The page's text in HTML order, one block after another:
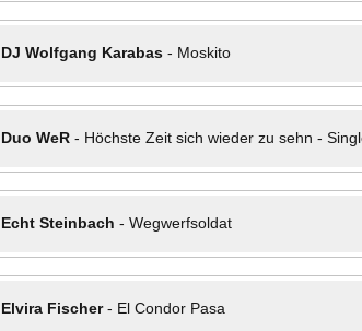
DJ Wolfgang Karabas- Moskito
Duo WeR- Höchste Zeit sich wieder zu sehn -
Echt Steinbach - Wegwerfsoldat
Elvira Fischer- El Condor Pasa